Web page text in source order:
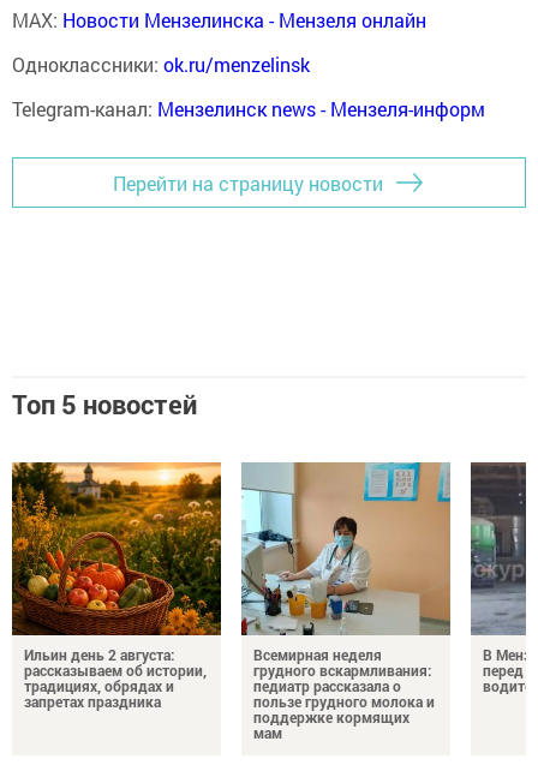
MAX: Новости Мензелинска - Мензеля онлайн
Одноклассники: ok.ru/menzelinsk
Telegram-канал: Мензелинск news - Мензеля-информ
Перейти на страницу новости
Топ 5 новостей
Ильин день 2 августа:
рассказываем об истории,
традициях, обрядах и
запретах праздника
Всемирная неделя
грудного вскармливания:
педиатр рассказала о
пользе грудного молока и
поддержке кормящих
мам
В
перед